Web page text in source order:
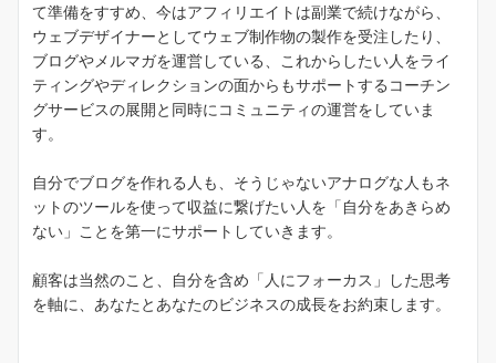
て準備をすすめ、今はアフィリエイトは副業で続けながら、
ウェブデザイナーとしてウェブ制作物の製作を受注したり、
ブログやメルマガを運営している、これからしたい人をライ
ティングやディレクションの面からもサポートするコーチン
グサービスの展開と同時にコミュニティの運営をしていま
す。
自分でブログを作れる人も、そうじゃないアナログな人もネ
ットのツールを使って収益に繋げたい人を「自分をあきらめ
ない」ことを第一にサポートしていきます。
顧客は当然のこと、自分を含め「人にフォーカス」した思考
を軸に、あなたとあなたのビジネスの成長をお約束します。